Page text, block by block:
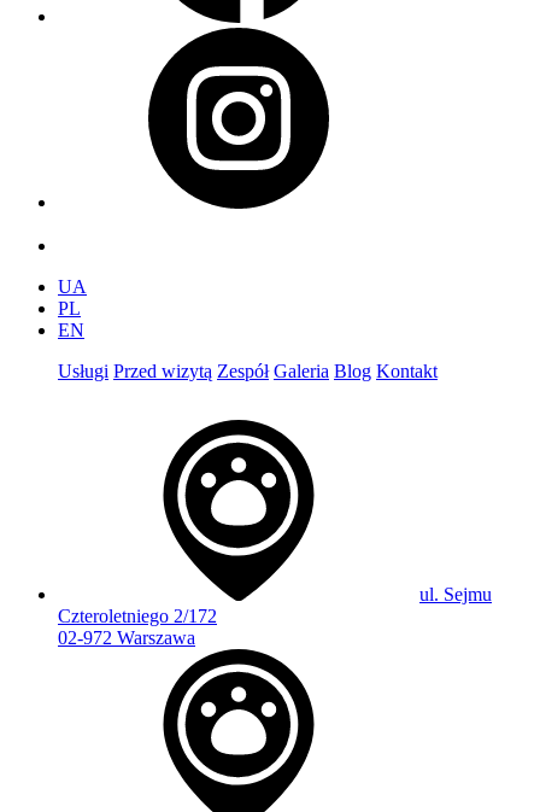
UA
PL
EN
Usługi Przed wizytą Zespół Galeria Blog Kontakt
ul. Sejmu
Czteroletniego 2/172
02-972 Warszawa